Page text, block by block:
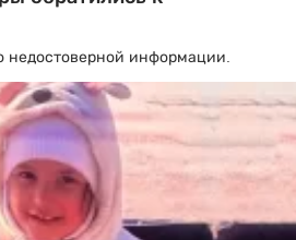
недостоверной информации.